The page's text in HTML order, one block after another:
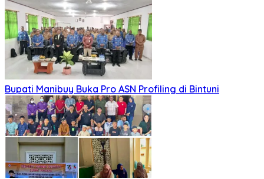
Bupati Manibuy Buka Pro ASN Profiling di Bintuni